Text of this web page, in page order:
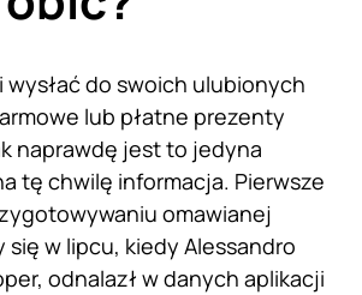
wysłać do swoich ulubionych
lub płatne prezenty
naprawdę jest to jedyna
tę chwilę informacja. Pierwsze
omawianej
się w lipcu, kiedy Alessandro
odnalazł w danych aplikacji